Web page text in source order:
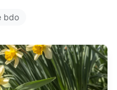
bdo